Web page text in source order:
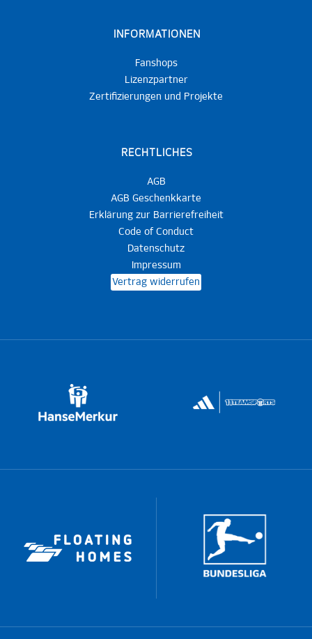
INFORMATIONEN
Fanshops
Lizenzpartner
Zertifizierungen und Projekte
RECHTLICHES
AGB
AGB Geschenkkarte
Erklärung zur Barrierefreiheit
Code of Conduct
Datenschutz
Impressum
Vertrag widerrufen